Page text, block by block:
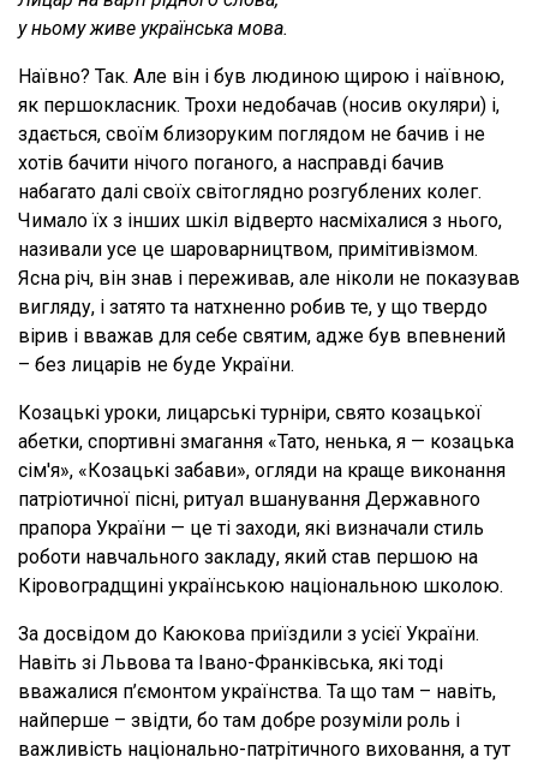
у ньому живе українська мова.
Наївно? Так. Але він і був людиною щирою і наївною,
як першокласник. Трохи недобачав (носив окуляри) і,
здається, своїм близоруким поглядом не бачив і не
хотів бачити нічого поганого, а насправді бачив
набагато далі своїх світоглядно розгублених колег.
Чимало їх з інших шкіл відверто насміхалися з нього,
називали усе це шароварництвом, примітивізмом.
Ясна річ, він знав і переживав, але ніколи не показував
вигляду, і затято та натхненно робив те, у що твердо
вірив і вважав для себе святим, адже був впевнений
– без лицарів не буде України.
Козацькі уроки, лицарські турніри, свято козацької
абетки, спортивні змагання «Тато, ненька, я — козацька
сім'я», «Козацькі забави», огляди на краще виконання
патріотичної пісні, ритуал вшанування Державного
прапора України — це ті заходи, які визначали стиль
роботи навчального закладу, який став першою на
Кіровоградщині українською національною школою.
За досвідом до Каюкова приїздили з усієї України.
Навіть зі Львова та Івано-Франківська, які тоді
вважалися п’ємонтом українства. Та що там – навіть,
найперше – звідти, бо там добре розуміли роль і
важливість національно-патрітичного виховання, а тут